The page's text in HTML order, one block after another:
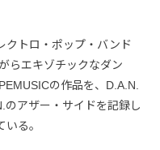
クトロ・ポップ・バンド
らエキゾチックなダン
の作品を、D.A.N.
アザー・サイドを記録し
る。